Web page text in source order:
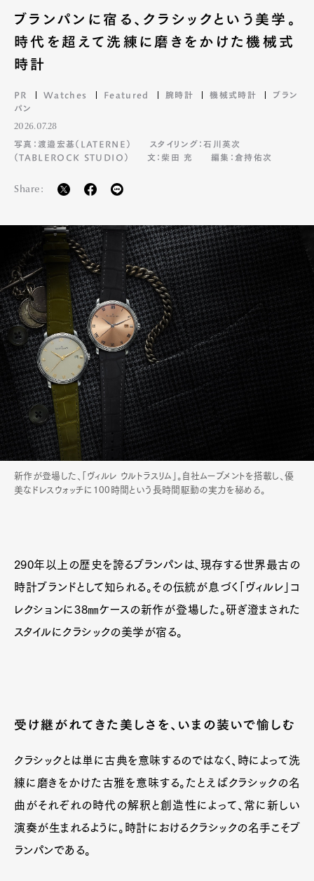
ブランパンに宿る、クラシックという美学。
時代を超えて洗練に磨きをかけた機械式
時計
PR Watches Featured 腕時計 機械式時計
ブラン
パン
2026.07.28
写真：渡邉宏基（LATERNE）
スタイリング：石川英次
（TABLEROCK STUDIO）
文：柴田 充 編集：倉持佑次
Share:
新作が登場した、「ヴィルレ ウルトラスリム」。自社ムーブメントを搭載し、優
美なドレスウォッチに100時間という長時間駆動の実力を秘める。
290年以上の歴史を誇るブランパンは、現存する世界最古の
時計ブランドとして知られる。その伝統が息づく「ヴィルレ」コ
レクションに38㎜ケースの新作が登場した。研ぎ澄まされた
スタイルにクラシックの美学が宿る。
受け継がれてきた美しさを、いまの装いで愉しむ
クラシックとは単に古典を意味するのではなく、時によって洗
練に磨きをかけた古雅を意味する。たとえばクラシックの名
曲がそれぞれの時代の解釈と創造性によって、常に新しい
演奏が生まれるように。時計におけるクラシックの名手こそブ
ランパンである。